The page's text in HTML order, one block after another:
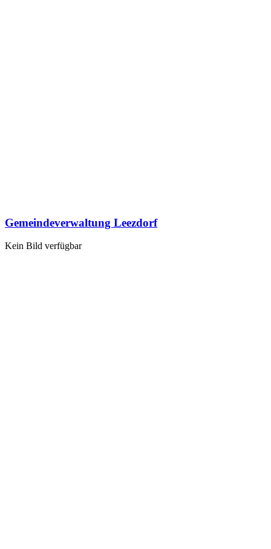
Gemeindeverwaltung Leezdorf
Kein Bild verfügbar